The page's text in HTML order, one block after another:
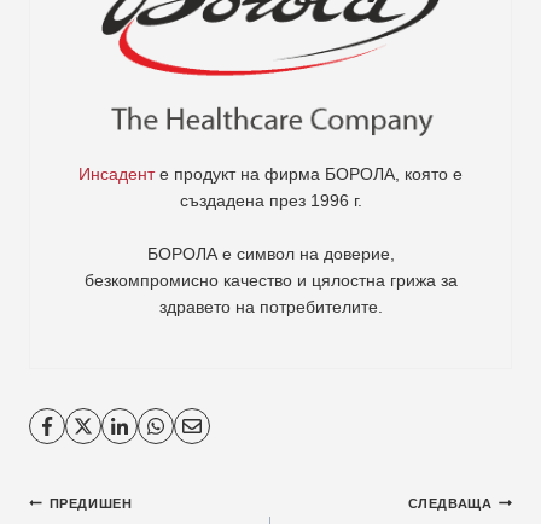
Инсаденте продукт на фирма БОРОЛА , която е
създадена през 1996 г.
БОРОЛА е символ на доверие,
безкомпромисно качество и цялостна грижа за
здравето на потребителите.
Навигация
ПРЕДИШЕН СЛЕДВАЩА